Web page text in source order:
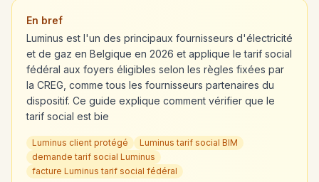
En bref
Luminus est l'un des principaux fournisseurs d'électricité
et de gaz en Belgique en 2026 et applique le tarif social
fédéral aux foyers éligibles selon les règles fixées par
la CREG, comme tous les fournisseurs partenaires du
dispositif. Ce guide explique comment vérifier que le
tarif social est bie
Luminus client protégé
Luminus tarif social BIM
demande tarif social Luminus
facture Luminus tarif social fédéral